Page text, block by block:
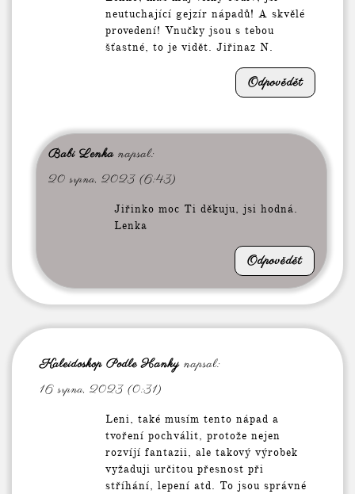
neutuchající gejzír nápadů! A skvělé
provedení! Vnučky jsou s tebou
šťastné, to je vidět. Jiřinaz N.
Odpovědět
Babi Lenka napsal:
20 srpna, 2023 (6:43)
Jiřinko moc Ti děkuju, jsi hodná.
Lenka
Odpovědět
Kaleidoskop Podle Hanky napsal:
16 srpna, 2023 (0:31)
Leni, také musím tento nápad a
tvoření pochválit, protože nejen
rozvíjí fantazii, ale takový výrobek
vyžaduji určitou přesnost při
stříhání, lepení atd. To jsou správné